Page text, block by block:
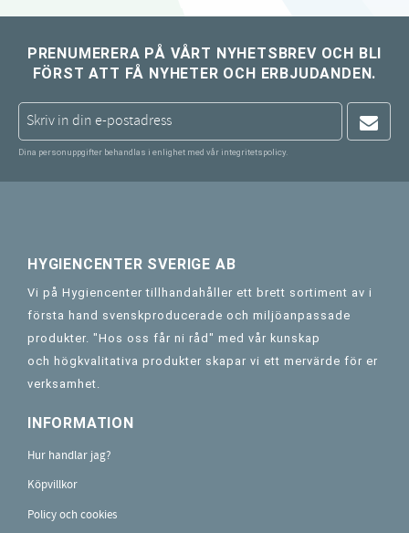
PRENUMERERA PÅ VÅRT NYHETSBREV OCH BLI
FÖRST ATT FÅ NYHETER OCH ERBJUDANDEN.
Dina personuppgifter behandlas i enlighet med vår integritetspolicy.
HYGIENCENTER SVERIGE AB
Vi på Hygiencenter tillhandahåller ett brett sortiment av i
första hand svenskproducerade och miljöanpassade
produkter. "Hos oss får ni råd" med vår kunskap
och högkvalitativa produkter skapar vi ett mervärde för er
verksamhet.
INFORMATION
Hur handlar jag?
Köpvillkor
Policy och cookies